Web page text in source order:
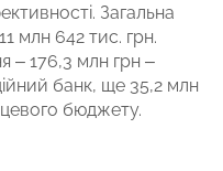
Загальна
млн 642 тис. грн.
– 176,3 млн грн –
банк, ще 35,2 млн
бюджету.